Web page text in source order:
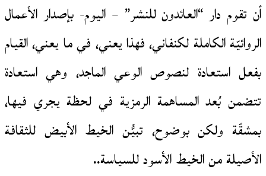
أن تقوم دار “العائدون للنشر” – اليوم- بإصدار الأعمال
الروائيّة الكاملة لكنفاني، فهذا يعني، في ما يعني، القيام
بفعل استعادة لنصوص الوعي الماجد، وهي استعادة
تتضمن بُعد المساهمة الرمزية في لحظة يجري فيها،
بمشقّة ولكن بوضوح، تبيُّن الخيط الأبيض للثقافة
الأصيلة من الخيط الأسود للسياسة..